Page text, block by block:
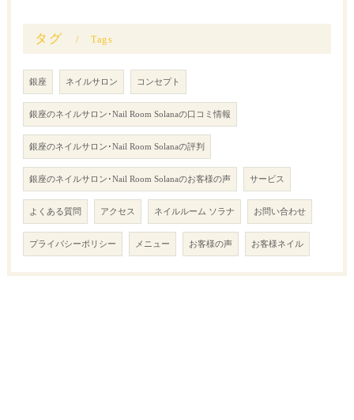
タグ Tags
銀座 ネイルサロン コンセプト
銀座のネイルサロン･Nail Room Solanaの口コミ情報
銀座のネイルサロン･Nail Room Solanaの評判
銀座のネイルサロン･Nail Room Solanaのお客様の声 サービス
よくある質問 アクセス ネイルルーム ソラナ お問い合わせ
プライバシーポリシー メニュー お客様の声 お客様ネイル